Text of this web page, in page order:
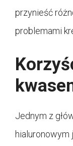
przynieść
problemami
Jednym z
hialuronowym